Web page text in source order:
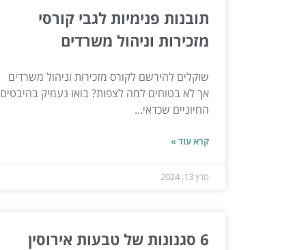
תובנות פנימיות לגבי קורסי
מזכירות וניהול משרדים
שוקלים להירשם לקורס מזכירות וניהול משרדים
אך לא בטוחים למה לצפות? בואו נעמיק בהיבטים
החיוניים שכדאי...
קרא עוד »
מרץ 13, 2024
6 סגנונות של טבעות אירוסין